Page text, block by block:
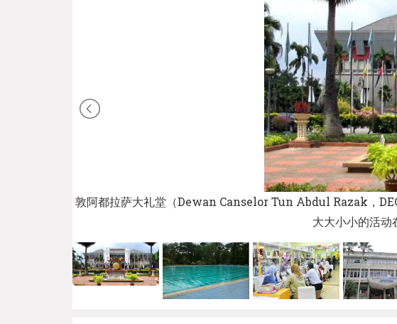
敦阿都拉萨大礼堂（Dewan Canselor Tun Abdul Razak，
大大小小的活动